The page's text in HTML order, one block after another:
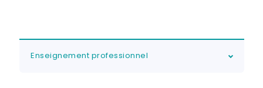
Enseignement professionnel